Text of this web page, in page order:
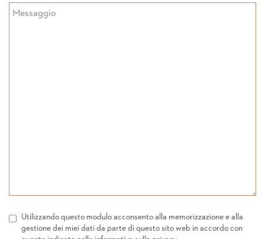
Utilizzando questo modulo acconsento alla memorizzazione e alla
gestione dei miei dati da parte di questo sito web in accordo con